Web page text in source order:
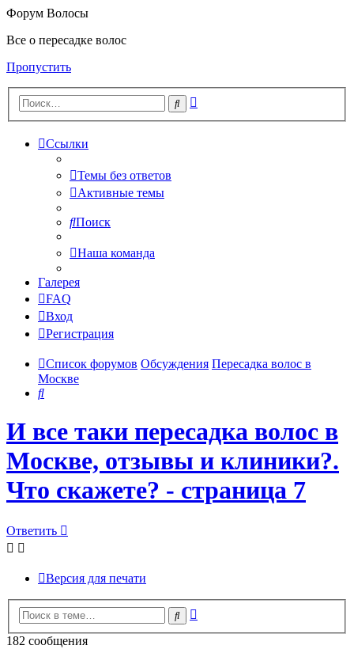
Форум Волосы
Все о пересадке волос
Пропустить
Поиск
Ссылки
Темы без ответов
Активные темы
Поиск
Наша команда
Галерея
FAQ
Вход
Регистрация
Список форумов Обсуждения Пересадка волос в
Москве
Поиск
И все таки пересадка волос в
Москве, отзывы и клиники?.
Что скажете? - страница 7
Ответить
Версия для печати
Поиск
182 сообщения